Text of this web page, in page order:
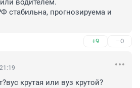
водителем.
прогнозируема и
+9 –0
крутая или вуз крутой?